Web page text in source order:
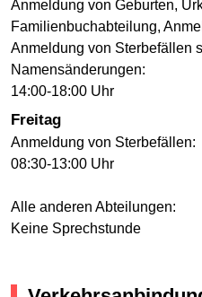
Anmeldung von Geburten,
Familienbuchabteilung,
Anmeldung von Sterbefällen
Namensänderungen:
14:00-18:00 Uhr
Freitag
Anmeldung von Sterbefällen:
08:30-13:00 Uhr
Alle anderen Abteilungen:
Keine Sprechstunde